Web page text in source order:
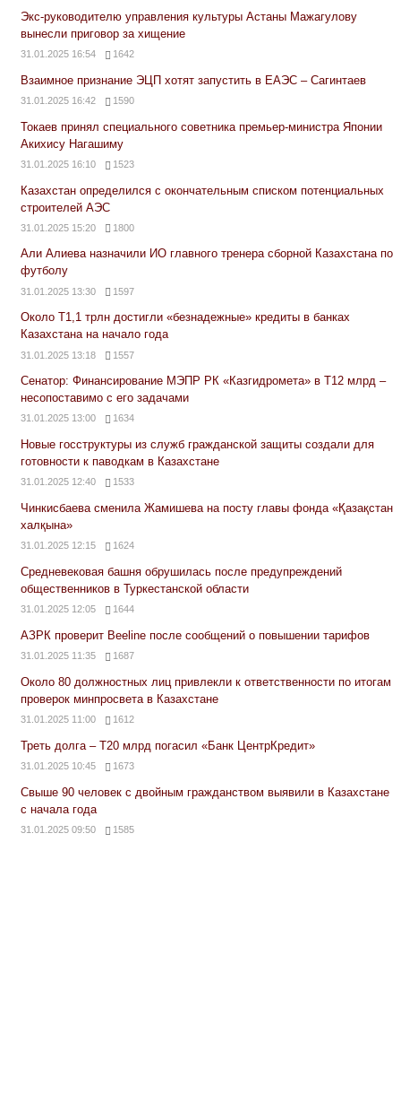
Экс-руководителю управления культуры Астаны Мажагулову
вынесли приговор за хищение
31.01.2025 16:54 1642
Взаимное признание ЭЦП хотят запустить в ЕАЭС – Сагинтаев
31.01.2025 16:42 1590
Токаев принял специального советника премьер-министра Японии
Акихису Нагашиму
31.01.2025 16:10 1523
Казахстан определился с окончательным списком потенциальных
строителей АЭС
31.01.2025 15:20 1800
Али Алиева назначили ИО главного тренера сборной Казахстана по
футболу
31.01.2025 13:30 1597
Около Т1,1 трлн достигли «безнадежные» кредиты в банках
Казахстана на начало года
31.01.2025 13:18 1557
Сенатор: Финансирование МЭПР РК «Казгидромета» в Т12 млрд –
несопоставимо с его задачами
31.01.2025 13:00 1634
Новые госструктуры из служб гражданской защиты создали для
готовности к паводкам в Казахстане
31.01.2025 12:40 1533
Чинкисбаева сменила Жамишева на посту главы фонда «Қазақстан
халқына»
31.01.2025 12:15 1624
Средневековая башня обрушилась после предупреждений
общественников в Туркестанской области
31.01.2025 12:05 1644
АЗРК проверит Beeline после сообщений о повышении тарифов
31.01.2025 11:35 1687
Около 80 должностных лиц привлекли к ответственности по итогам
проверок минпросвета в Казахстане
31.01.2025 11:00 1612
Треть долга – Т20 млрд погасил «Банк ЦентрКредит»
31.01.2025 10:45 1673
Свыше 90 человек с двойным гражданством выявили в Казахстане
с начала года
31.01.2025 09:50 1585